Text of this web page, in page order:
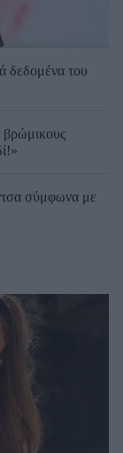
δεδομένα του
βρώμικους
σύμφωνα με